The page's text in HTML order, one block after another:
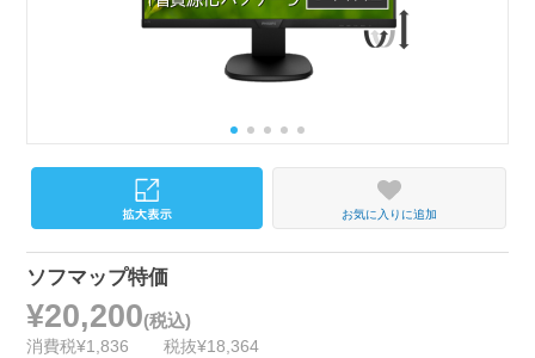
お気に入りに追加
ソフマップ特価
¥20,200(税込)
消費税¥1,836 税抜¥18,364